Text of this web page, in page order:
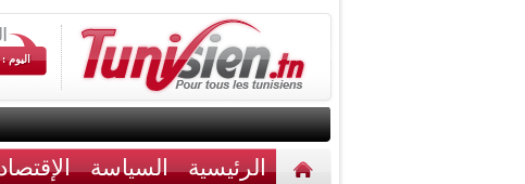
اليوم :
الرئيسية السياسة